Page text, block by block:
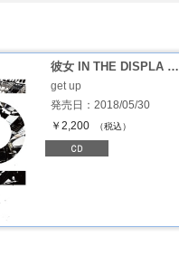
彼女 IN THE DISPLA …
get up
発売日：2018/05/30
￥2,200
（税込）